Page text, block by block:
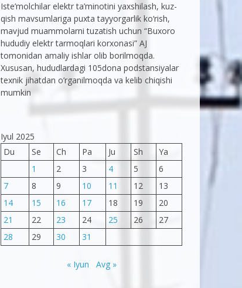
Iste’molchilar elektr ta’minotini yaxshilash, kuz-
qish mavsumlariga puxta tayyorgarlik ko‘rish,
mavjud muammolarni tuzatish uchun “Buxoro
hududiy elektr tarmoqlari korxonasi” AJ
tomonidan amaliy ishlar olib borilmoqda.
Xususan, hududlardagi 105dona podstansiyalar
texnik jihatdan o’rganilmoqda va kelib chiqishi
mumkin
Iyul 2025
Du
Se Ch Pa Ju Sh
Ya
1
2 3 4 5
6
7
8 9 10 11 12
13
14
15 16 17 18 19
20
21
22 23 24 25 26
27
28
29 30 31
« Iyun Avg »